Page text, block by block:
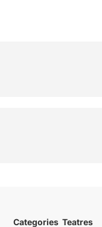
Categories Teatres